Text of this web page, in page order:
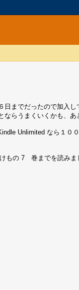
日までだったので加入
らうまくいくかも、
Unlimited なら１
もの 7 巻までを読み